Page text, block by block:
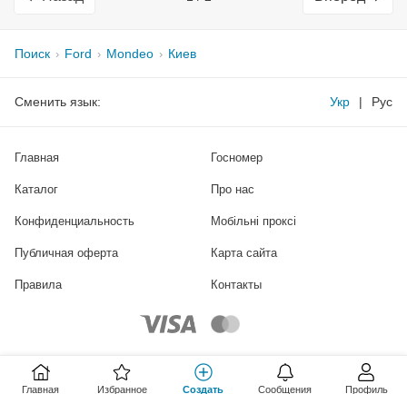
Поиск Ford Mondeo Киев
Сменить язык: Укр | Рус
Главная
Каталог
Госномер
Про нас
Конфиденциальность Мобільні проксі
Публичная оферта Карта сайта
Правила Контакты
Главная Избранное Создать Сообщения Профиль